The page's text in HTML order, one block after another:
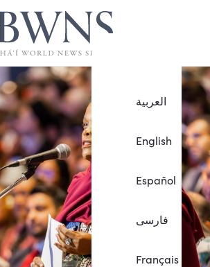
العربية
English
Español
فارسی
Français